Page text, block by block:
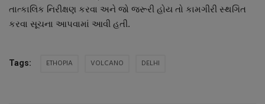
તાત્કાલિક નિરીક્ષણ કરવા અને જો જરૂરી હોય તો કામગીરી સ્થગિત
કરવા સૂચના આપવામાં આવી હતી.
Tags: ETHOPIA VOLCANO DELHI